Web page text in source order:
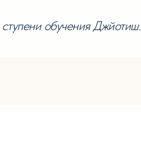
обучения Джйотиш.